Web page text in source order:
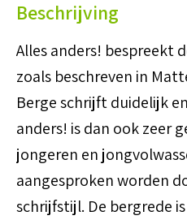
Beschrijving
Alles anders! bespreekt
zoals beschreven in
Berge schrijft duidelijk
anders! is dan ook zeer
jongeren en
aangesproken worden
schrijfstijl. De bergrede